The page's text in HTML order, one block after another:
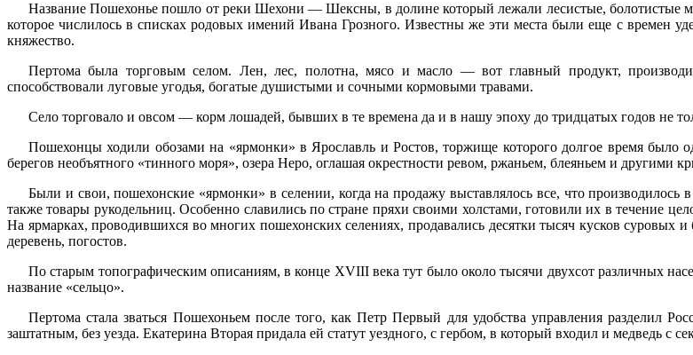
Название Пошехонье пошло от реки Шехони — Шексны, в долине который лежали лесистые, болотистые
которое числилось в списках родовых имений Ивана Грозного. Известны же эти места были еще с времен
княжество.
Пертома была торговым селом. Лен, лес, полотна, мясо и масло — вот главный продукт,
способствовали луговые угодья, богатые душистыми и сочными кормовыми травами.
Село торговало и овсом — корм лошадей, бывших в те времена да и в нашу эпоху до тридцатых годов не
Пошехонцы ходили обозами на «ярмонки» в Ярославль и Ростов, торжище которого долгое время было
берегов необъятного «тинного моря», озера Неро, оглашая окрестности ревом, ржаньем, блеяньем и
Были и свои, пошехонские «ярмонки» в селении, когда на продажу выставлялось все, что
также товары рукодельниц. Особенно славились по стране пряхи своими холстами, готовили их в течение
На ярмарках, проводившихся во многих пошехонских селениях, продавались десятки тысяч кусков суровых
деревень, погостов.
По старым топографическим описаниям, в конце XVIII века тут было около тысячи двухсот различных
название «сельцо».
Пертома стала зваться Пошехоньем после того, как Петр Первый для удобства управления разделил
заштатным, без уезда. Екатерина Вторая придала ей статут уездного, с гербом, в который входил и медведь с